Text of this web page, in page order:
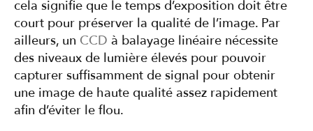
cela signifie que le temps d’exposition doit être
court pour préserver la qualité de l’image. Par
ailleurs, un CCD à balayage linéaire nécessite
des niveaux de lumière élevés pour pouvoir
capturer suffisamment de signal pour obtenir
une image de haute qualité assez rapidement
afin d’éviter le flou.